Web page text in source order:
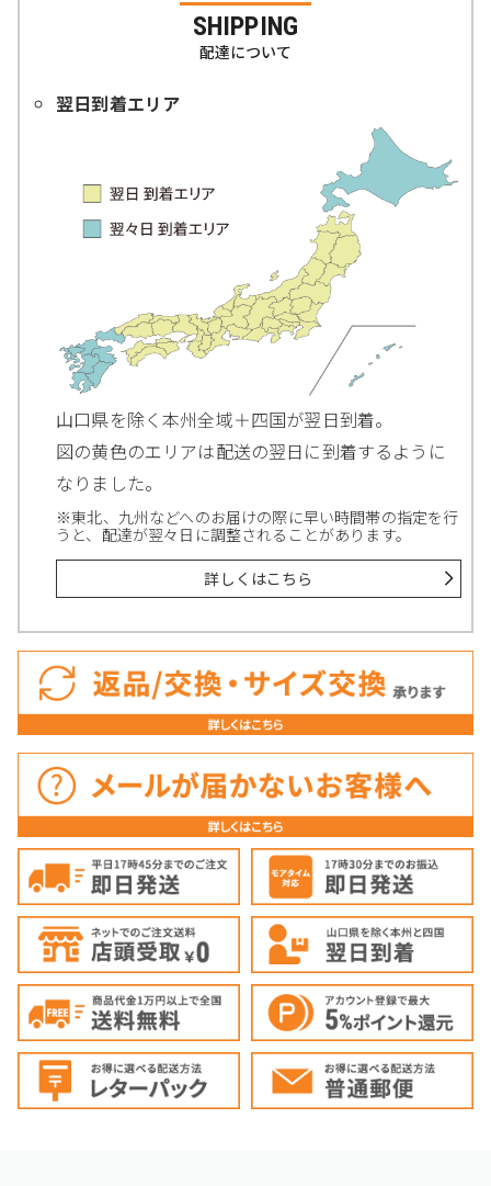
SHIPPING
配達について
翌日到着エリア
山口県を除く本州全域＋四国が翌日到着。
図の黄色のエリアは配送の翌日に到着するように
なりました。
※東北、九州などへのお届けの際に早い時間帯の指定を行
うと、配達が翌々日に調整されることがあります。
詳しくはこちら